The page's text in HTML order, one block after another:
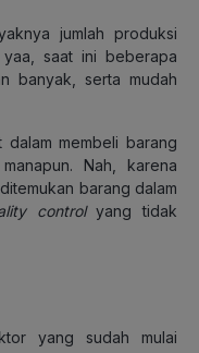
jumlah produksi
saat ini beberapa
banyak, serta mudah
dalam membeli barang
Nah, karena
barang dalam
controlyang tidak
yang sudah mulai